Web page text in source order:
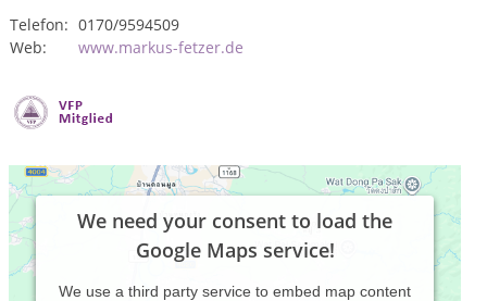
Telefon: 0170/9594509
Web:
www.markus-fetzer.de
We need your consent to load the
Google Maps service!
We use a third party service to embed map content